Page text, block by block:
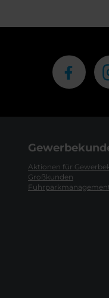
Aktionen für
Großkunden